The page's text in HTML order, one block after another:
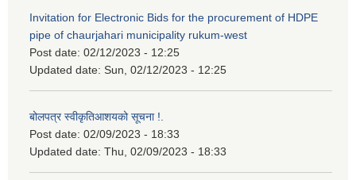
Invitation for Electronic Bids for the procurement of HDPE
pipe of chaurjahari municipality rukum-west
Post date: 02/12/2023 - 12:25
Updated date: Sun, 02/12/2023 - 12:25
बोलपत्र स्वीकृतिआशयको सूचना !.
Post date: 02/09/2023 - 18:33
Updated date: Thu, 02/09/2023 - 18:33